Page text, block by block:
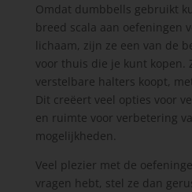
Omdat dumbbells gebruikt
breed scala aan oefeningen
lichaam, zijn ze een van de
voor thuis die je kunt kopen.
verstelbare halters koopt,
Dit creëert veel opties voor
en ruimte voor verbetering
mogelijkheden.
Veel plezier met de
vragen hebt, stel ze dan